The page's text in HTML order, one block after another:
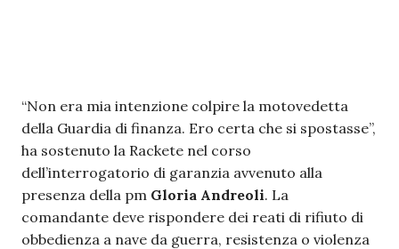
“Non era mia intenzione colpire la motovedetta
della Guardia di finanza. Ero certa che si spostasse”,
ha sostenuto la Rackete nel corso
dell’interrogatorio di garanzia avvenuto alla
presenza della pm Gloria Andreoli. La
comandante deve rispondere dei reati di rifiuto di
obbedienza a nave da guerra, resistenza o violenza